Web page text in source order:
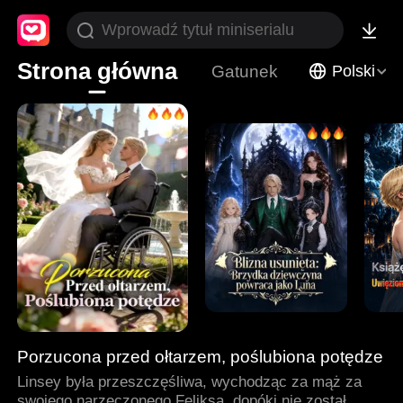
Strona główna Gatunek Polski
Porzucona przed ołtarzem, poślubiona potędze
Linsey była przeszczęśliwa, wychodząc za mąż za